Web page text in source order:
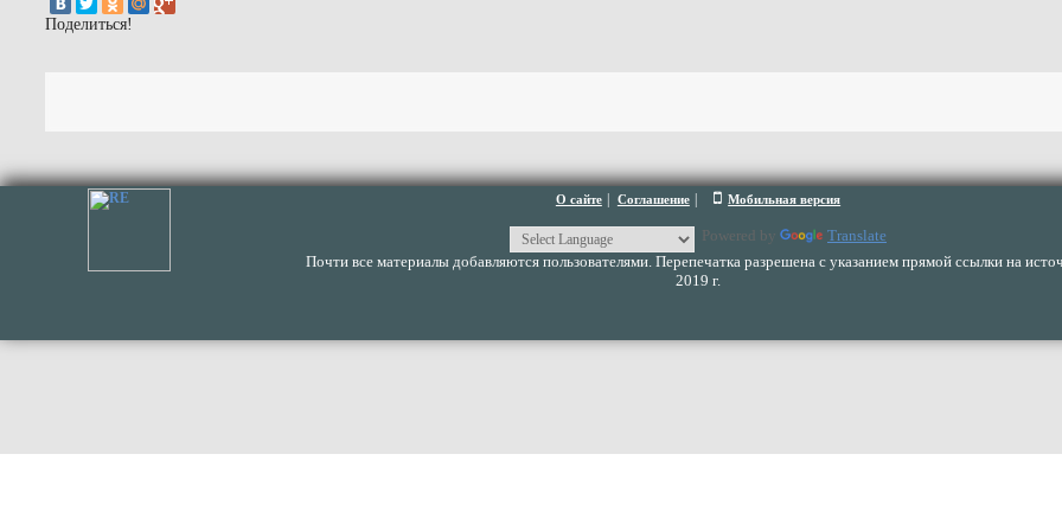
Поделиться!
О сайте Соглашение Мобильная версия
Powered by
Translate
Почти все материалы добавляются пользователями. Перепечатка разрешена с указанием прямой ссылки на
2019 г.